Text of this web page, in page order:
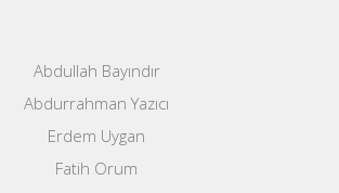
Abdullah Bayındır
Abdurrahman Yazıcı
Erdem Uygan
Fatih Orum